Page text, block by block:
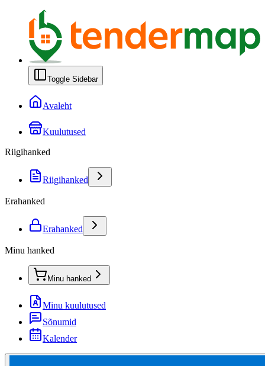
Toggle Sidebar
Avaleht
Kuulutused
Riigihanked
Riigihanked
Erahanked
Erahanked
Minu hanked
Minu hanked
Minu kuulutused
Sõnumid
Kalender